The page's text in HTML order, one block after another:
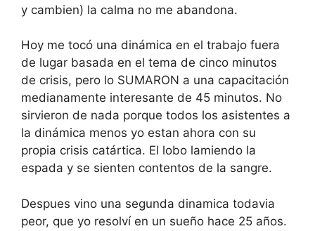
y cambien) la calma no me abandona.
Hoy me tocó una dinámica en el trabajo fuera
de lugar basada en el tema de cinco minutos
de crisis, pero lo SUMARON a una capacitación
medianamente interesante de 45 minutos. No
sirvieron de nada porque todos los asistentes a
la dinámica menos yo estan ahora con su
propia crisis catártica. El lobo lamiendo la
espada y se sienten contentos de la sangre.
Despues vino una segunda dinamica todavia
peor, que yo resolví en un sueño hace 25 años.